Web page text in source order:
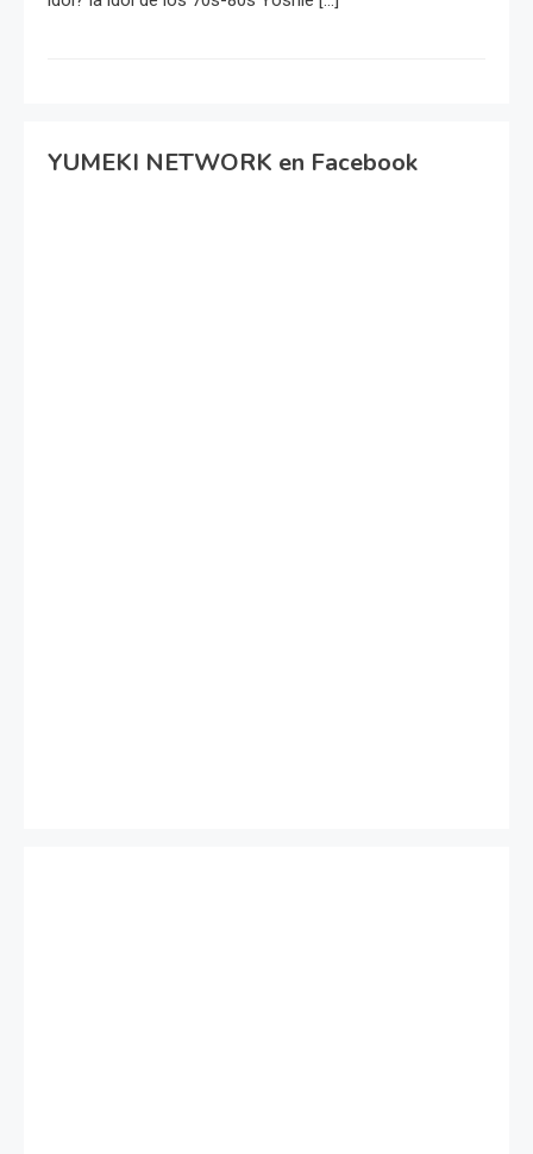
YUMEKI NETWORK en Facebook